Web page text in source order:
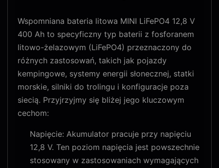
Wspomniana bateria litowa MINI LiFePO4 12,8 V
400 Ah to specyficzny typ baterii z fosforanem
litowo-żelazowym (LiFePO4) przeznaczony do
różnych zastosowań, takich jak pojazdy
kempingowe, systemy energii słonecznej, statki
morskie, silniki do trolingu i konfiguracje poza
siecią. Przyjrzyjmy się bliżej jego kluczowym
cechom:
Napięcie: Akumulator pracuje przy napięciu
12,8 V. Ten poziom napięcia jest powszechnie
stosowany w zastosowaniach wymagających